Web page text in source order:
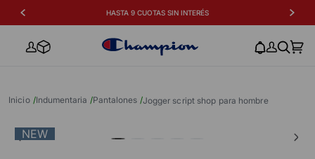
HASTA 9 CUOTAS SIN INTERÉS
indumentaria pantalones jogger script shop para hombre
NEW